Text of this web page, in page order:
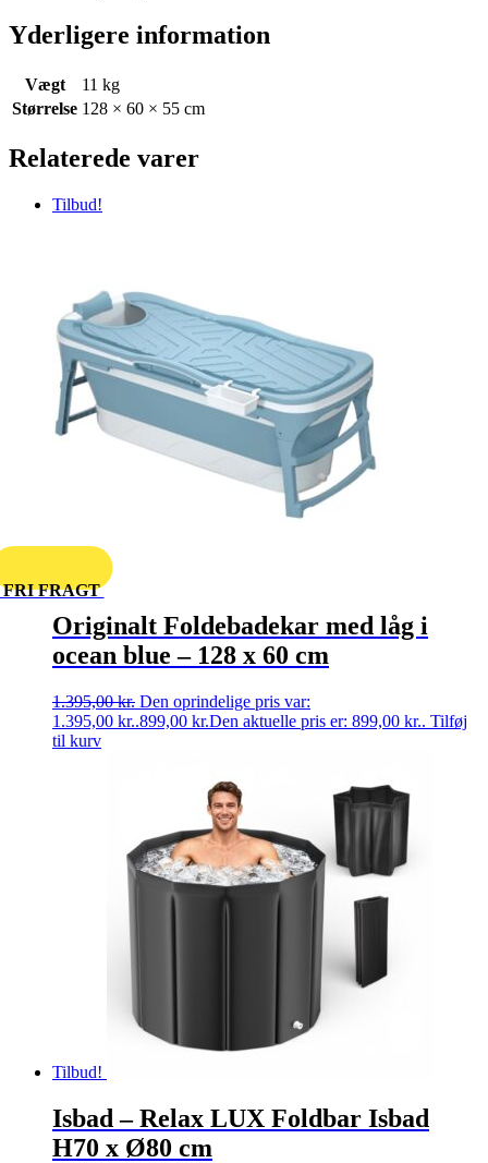
Yderligere information
Vægt
11 kg
Størrelse 128 × 60 × 55 cm
Relaterede varer
Tilbud!
FRAGT
Originalt Foldebadekar med låg i
ocean blue – 128 x 60 cm
1.395,00kr. Den oprindelige pris var:
1.395,00 kr..899,00 kr.Den aktuelle pris er: 899,00 kr.. Tilføj
til kurv
Tilbud!
Isbad – Relax LUX Foldbar Isbad
H70 x Ø80 cm